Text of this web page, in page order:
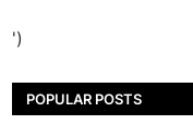
')
POPULAR POSTS